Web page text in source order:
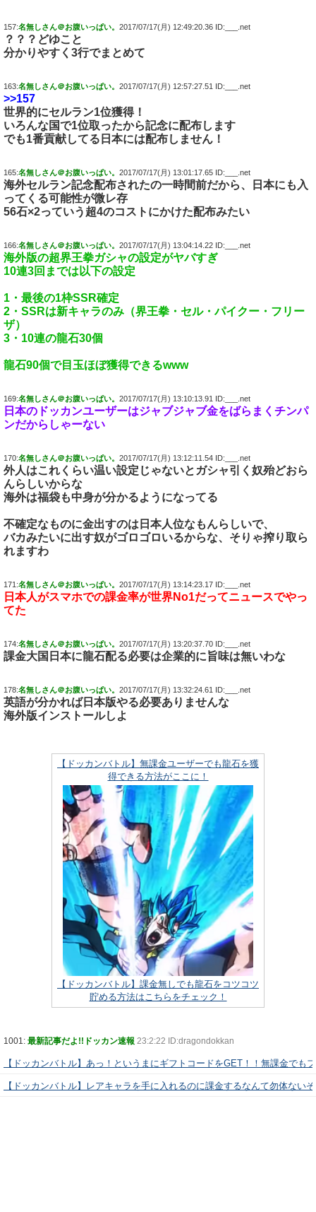
157:名無しさん＠お腹いっぱい。 2017/07/17(月) 12:49:20.36 ID:___.net
？？？どゆこと
分かりやすく3行でまとめて
163:名無しさん＠お腹いっぱい。 2017/07/17(月) 12:57:27.51 ID:___.net
>>157
世界的にセルラン1位獲得！
いろんな国で1位取ったから記念に配布します
でも1番貢献してる日本には配布しません！
165:名無しさん＠お腹いっぱい。 2017/07/17(月) 13:01:17.65 ID:___.net
海外セルラン記念配布されたの一時間前だから、日本にも入
ってくる可能性が微レ存
56石×2っていう超4のコストにかけた配布みたい
166:名無しさん＠お腹いっぱい。 2017/07/17(月) 13:04:14.22 ID:___.net
海外版の超界王拳ガシャの設定がヤバすぎ
10連3回までは以下の設定
1・最後の1枠SSR確定
2・SSRは新キャラのみ（界王拳・セル・パイクー・フリー
ザ）
3・10連の龍石30個
龍石90個で目玉ほぼ獲得できるwww
169:名無しさん＠お腹いっぱい。 2017/07/17(月) 13:10:13.91 ID:___.net
日本のドッカンユーザーはジャブジャブ金をばらまくチンパ
ンだからしゃーない
170:名無しさん＠お腹いっぱい。 2017/07/17(月) 13:12:11.54 ID:___.net
外人はこれくらい温い設定じゃないとガシャ引く奴殆どおら
んらしいからな
海外は福袋も中身が分かるようになってる
不確定なものに金出すのは日本人位なもんらしいで、
バカみたいに出す奴がゴロゴロいるからな、そりゃ搾り取ら
れますわ
171:名無しさん＠お腹いっぱい。 2017/07/17(月) 13:14:23.17 ID:___.net
日本人がスマホでの課金率が世界No1だってニュースでやっ
てた
174:名無しさん＠お腹いっぱい。 2017/07/17(月) 13:20:37.70 ID:___.net
課金大国日本に龍石配る必要は企業的に旨味は無いわな
178:名無しさん＠お腹いっぱい。 2017/07/17(月) 13:32:24.61 ID:___.net
英語が分かれば日本版やる必要ありませんな
海外版インストールしよ
【ドッカンバトル】無課金ユーザーでも龍石を獲
得できる方法がここに！
【ドッカンバトル】課金無しでも龍石をコツコツ
貯める方法はこちらをチェック！
1001: 最新記事だよ!!ドッカン速報 23:2:22 ID:dragondokkan
【ドッカンバトル】あっ！というまにギフトコードをGET！！無課金でも
【ドッカンバトル】レアキャラを手に入れるのに課金するなんて勿体ない